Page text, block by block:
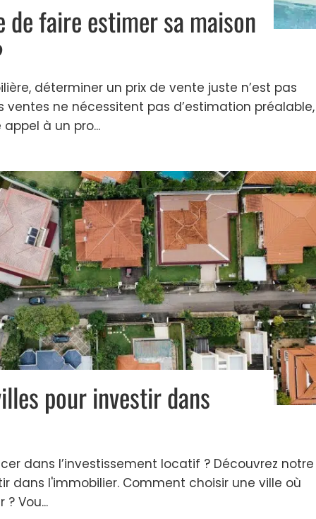
faire estimer sa maison
déterminer un prix de vente juste n’est pas
ventes ne nécessitent pas d’estimation préalable,
à un pro...
pour investir dans
dans l’investissement locatif ? Découvrez notre
dans l'immobilier. Comment choisir une ville où
Vou...